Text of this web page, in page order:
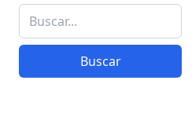
Buscar